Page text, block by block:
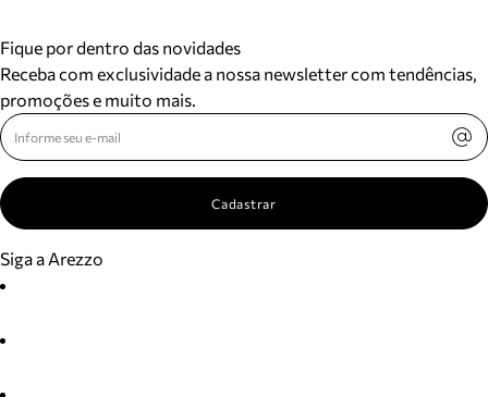
Fique por dentro das novidades
Receba com exclusividade a nossa newsletter com tendências,
promoções e muito mais.
Cadastrar
Siga a Arezzo